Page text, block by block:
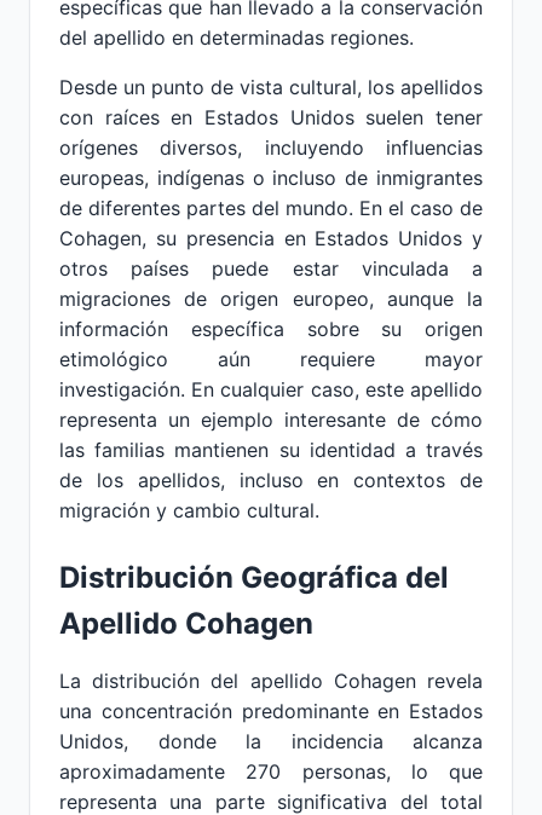
específicas que han llevado a la conservación
del apellido en determinadas regiones.
Desde un punto de vista cultural, los apellidos
con raíces en Estados Unidos suelen tener
orígenes diversos, incluyendo influencias
europeas, indígenas o incluso de inmigrantes
de diferentes partes del mundo. En el caso de
Cohagen, su presencia en Estados Unidos y
otros países puede estar vinculada a
migraciones de origen europeo, aunque la
información específica sobre su origen
etimológico aún requiere mayor
investigación. En cualquier caso, este apellido
representa un ejemplo interesante de cómo
las familias mantienen su identidad a través
de los apellidos, incluso en contextos de
migración y cambio cultural.
Distribución Geográfica del
Apellido Cohagen
La distribución del apellido Cohagen revela
una concentración predominante en Estados
Unidos, donde la incidencia alcanza
aproximadamente 270 personas, lo que
representa una parte significativa del total